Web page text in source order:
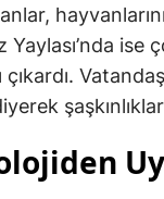
Yaylası’nda
çıkardı.